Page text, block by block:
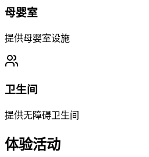
母婴室
提供母婴室设施
卫生间
提供无障碍卫生间
体验活动